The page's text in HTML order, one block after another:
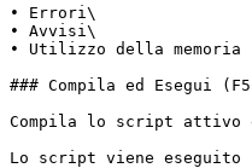
• Errori\
• Avvisi\
• Utilizzo della memoria
### Compila ed Esegui
Compila lo script attivo
Lo script viene eseguito